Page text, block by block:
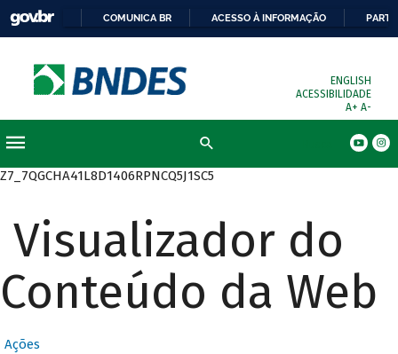
COMUNICA BR ACESSO À INFORMAÇÃO
ENGLISH
ACESSIBILIDADE
A+ A-
Z7_7QGCHA41L8D1406RPNCQ5J1SC5
Visualizador do
Conteúdo da Web
Ações